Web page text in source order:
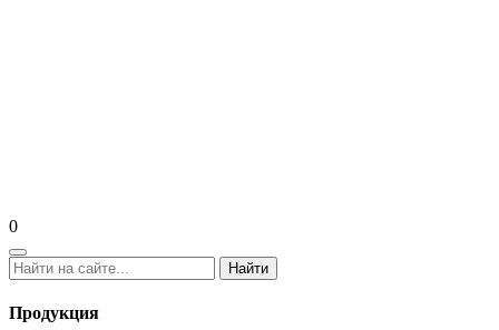
0
Найти
Продукция